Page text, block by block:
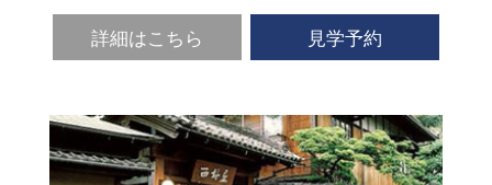
詳細はこちら 見学予約